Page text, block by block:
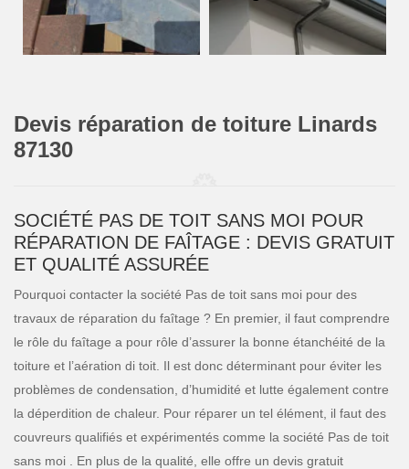
Devis réparation de toiture Linards
87130
SOCIÉTÉ PAS DE TOIT SANS MOI POUR
RÉPARATION DE FAÎTAGE : DEVIS GRATUIT
ET QUALITÉ ASSURÉE
Pourquoi contacter la société Pas de toit sans moi pour des
travaux de réparation du faîtage ? En premier, il faut comprendre
le rôle du faîtage a pour rôle d’assurer la bonne étanchéité de la
toiture et l’aération di toit. Il est donc déterminant pour éviter les
problèmes de condensation, d’humidité et lutte également contre
la déperdition de chaleur. Pour réparer un tel élément, il faut des
couvreurs qualifiés et expérimentés comme la société Pas de toit
sans moi . En plus de la qualité, elle offre un devis gratuit